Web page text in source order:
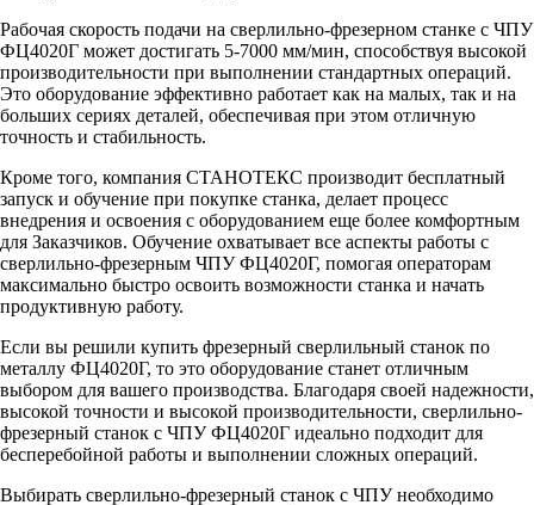
Рабочая скорость подачи на сверлильно-фрезерном станке с ЧПУ
ФЦ4020Г может достигать 5-7000 мм/мин, способствуя высокой
производительности при выполнении стандартных операций.
Это оборудование эффективно работает как на малых, так и на
больших сериях деталей, обеспечивая при этом отличную
точность и стабильность.
Кроме того, компания СТАНОТЕКС производит бесплатный
запуск и обучение при покупке станка, делает процесс
внедрения и освоения с оборудованием еще более комфортным
для Заказчиков. Обучение охватывает все аспекты работы с
сверлильно-фрезерным ЧПУ ФЦ4020Г, помогая операторам
максимально быстро освоить возможности станка и начать
продуктивную работу.
Если вы решили купить фрезерный сверлильный станок по
металлу ФЦ4020Г, то это оборудование станет отличным
выбором для вашего производства. Благодаря своей надежности,
высокой точности и высокой производительности, сверлильно-
фрезерный станок с ЧПУ ФЦ4020Г идеально подходит для
бесперебойной работы и выполнении сложных операций.
Выбирать сверлильно-фрезерный станок с ЧПУ необходимо